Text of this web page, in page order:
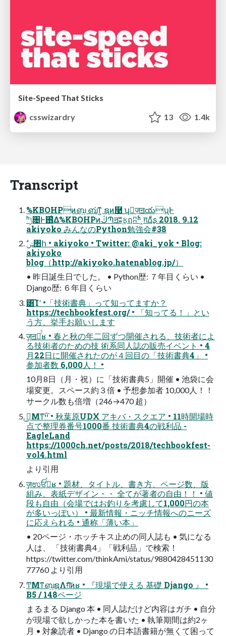
Site-Speed That Sticks
csswizardry
13 1.4k
Transcript
%KBOHPͷബ͍ ബ͘ͳ͍ ຊͷ࿩ ʮٕज़ॻయʯͰ
ʰݱ৔Ͱ࢖͑Δ%KBOHPͷڭՊॻʬ࣮ફฤʭʱ ͕ग़Δͧʂ 2018. 9.12
akiyoko みんなのPython勉強会#38
akiyoko
blog（http://akiyoko.hatenablog.jp/）
• 昨⽇誕⽣⽇でした。 • Python歴: ７年⽬くらい •
Django歴: ６年⽬くらい
͸͡Ίʹ •「技術書典」って知ってますか？
https://techbookfest.org/ • 「知ってる！」とい
う⽅、挙⼿お願いします
ٕज़ॻయͬͯʁ • 春と秋の年⼆回ずつ開催される、技術者によ
る技術者のための技 術系同⼈誌の販売イベント • 4
⽉22⽇に開催されたのが４回⽬の「技術書典4」 •
参加者数 6,000⼈！ •
10⽉8⽇（⽉・祝）に「技術書典5」開催 • 池袋に会
場変更。スペース約３倍 • 予想参加者 10,000⼈！！
サークル数も倍増（246→470 超）
点で整理券番号1000番 技術書典4の戦利品 -
EagleLand
https://1000ch.net/posts/2018/techbookfest-
vol4.html
より引⽤
ٕज़ಉਓࢽͬͯʁ • 題材、タイトル、書き⽅、ページ数、版
組み、表紙デザイン・・ 全てが著者の⾃由！！ • 値
段も⾃由（会場ではお釣りを考慮して1,000円の本
が多いっぽい） • 最新情報・ニッチ情報へのニーズ
に応えられる • 通称「薄い本」
• 20ページ・ホッチキス⽌めの同⼈誌も • 気になる
⼈は、 「技術書典4」「戦利品」で検索！
https://twitter.com/thinkAmi/status/9880428451130
77760 より引⽤
ͲΜͳബ͍ຊΛग़ͨ͠ͷʁ • 『現場で使える 基礎 Django 』 •
B5 / 148ページ
まるまる Django 本 • 同⼈誌だけど内容はガチ • ⾃分
が現場で欲しかった本を書いた • 執筆期間は約2ヶ
⽉ • 対象読者 • Django の⽇本語書籍が無くて困って